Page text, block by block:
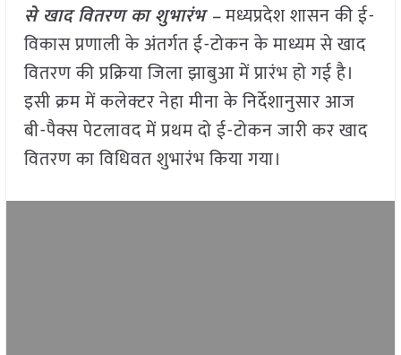
से खाद वितरण का शुभारंभ –मध्यप्रदेश शासन की ई-
विकास प्रणाली के अंतर्गत ई-टोकन के माध्यम से खाद
वितरण की प्रक्रिया जिला झाबुआ में प्रारंभ हो गई है।
इसी क्रम में कलेक्टर नेहा मीना के निर्देशानुसार आज
बी-पैक्स पेटलावद में प्रथम दो ई-टोकन जारी कर खाद
वितरण का विधिवत शुभारंभ किया गया।